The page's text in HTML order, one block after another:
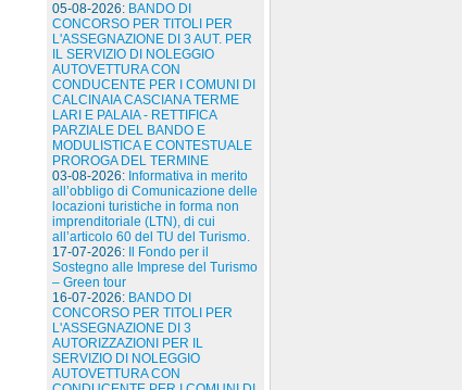
05-08-2026: BANDO DI
CONCORSO PER TITOLI PER
L'ASSEGNAZIONE DI 3 AUT. PER
IL SERVIZIO DI NOLEGGIO
AUTOVETTURA CON
CONDUCENTE PER I COMUNI DI
CALCINAIA CASCIANA TERME
LARI E PALAIA - RETTIFICA
PARZIALE DEL BANDO E
MODULISTICA E CONTESTUALE
PROROGA DEL TERMINE
03-08-2026: Informativa in merito
all’obbligo di Comunicazione delle
locazioni turistiche in forma non
imprenditoriale (LTN), di cui
all’articolo 60 del TU del Turismo.
17-07-2026:
Il Fondo per il
Sostegno alle Imprese del Turismo
– Green tour
16-07-2026: BANDO DI
CONCORSO PER TITOLI PER
L'ASSEGNAZIONE DI 3
AUTORIZZAZIONI PER IL
SERVIZIO DI NOLEGGIO
AUTOVETTURA CON